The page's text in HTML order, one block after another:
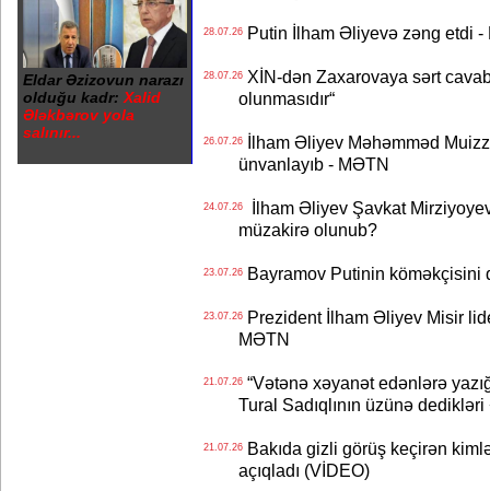
Eldar Əzizovun narazı
olduğu kadr: Xalid
Ələkbərov yola
salınır...
28.07.26Putin İlham Əliyevə zəng etdi -
28.07.26XİN-dən Zaxarovaya sərt
olunmasıdır“
26.07.26İlham Əliyev Məhəmməd
ünvanlayıb - MƏTN
24.07.26İlham Əliyev Şavkat
müzakirə olunub?
23.07.26Bayramov Putinin köməkçisini
23.07.26Prezident İlham Əliyev Misir
MƏTN
21.07.26“Vətənə xəyanət edənlərə
Tural Sadıqlının üzünə
21.07.26Bakıda gizli görüş keçirən
açıqladı (VİDEO)